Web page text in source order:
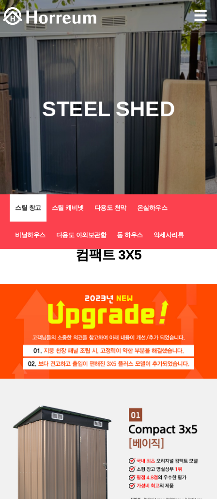
☰
STEEL SHED
스틸 창고 스틸 캐비넷 다용도 천막 온실하우스
비닐하우스 다용도 야외보관함 돔 하우스 악세사리류
컴팩트 3X5